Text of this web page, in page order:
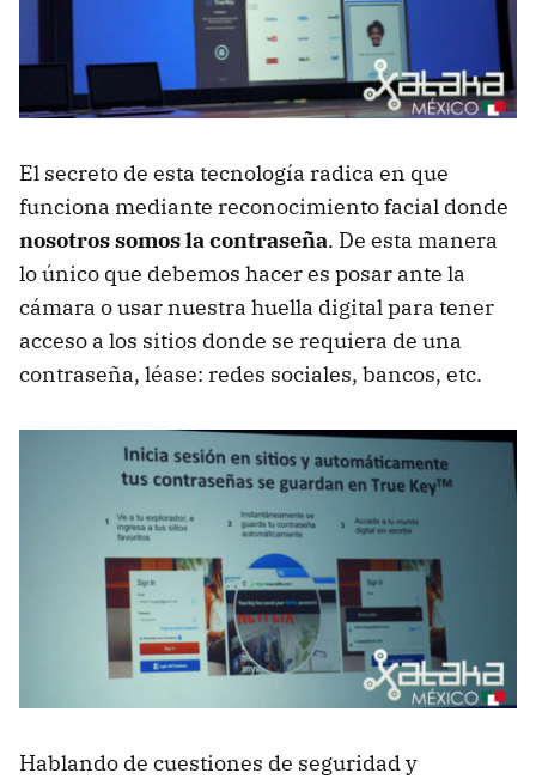
El secreto de esta tecnología radica en que
funciona mediante reconocimiento facial donde
nosotros somos la contraseña. De esta manera
lo único que debemos hacer es posar ante la
cámara o usar nuestra huella digital para tener
acceso a los sitios donde se requiera de una
contraseña, léase: redes sociales, bancos, etc.
Hablando de cuestiones de seguridad y